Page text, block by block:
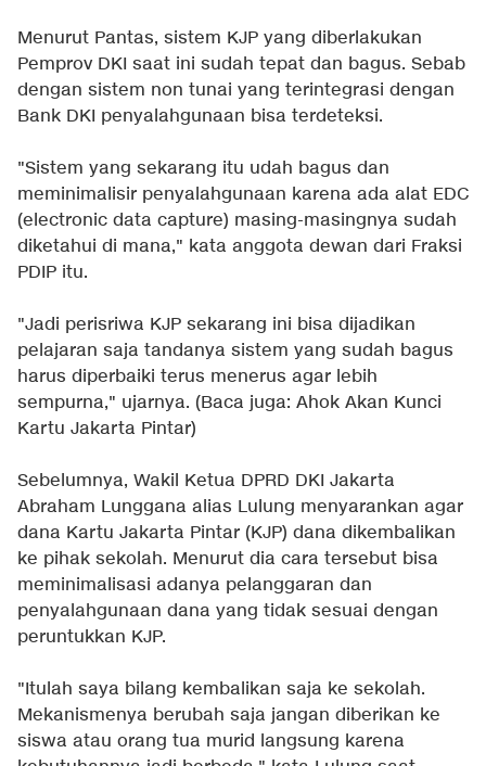
Menurut Pantas, sistem KJP yang diberlakukan
Pemprov DKI saat ini sudah tepat dan bagus. Sebab
dengan sistem non tunai yang terintegrasi dengan
Bank DKI penyalahgunaan bisa terdeteksi.
"Sistem yang sekarang itu udah bagus dan
meminimalisir penyalahgunaan karena ada alat EDC
(electronic data capture) masing-masingnya sudah
diketahui di mana," kata anggota dewan dari Fraksi
PDIP itu.
"Jadi perisriwa KJP sekarang ini bisa dijadikan
pelajaran saja tandanya sistem yang sudah bagus
harus diperbaiki terus menerus agar lebih
sempurna," ujarnya. (Baca juga: Ahok Akan Kunci
Kartu Jakarta Pintar)
Sebelumnya, Wakil Ketua DPRD DKI Jakarta
Abraham Lunggana alias Lulung menyarankan agar
dana Kartu Jakarta Pintar (KJP) dana dikembalikan
ke pihak sekolah. Menurut dia cara tersebut bisa
meminimalisasi adanya pelanggaran dan
penyalahgunaan dana yang tidak sesuai dengan
peruntukkan KJP.
"Itulah saya bilang kembalikan saja ke sekolah.
Mekanismenya berubah saja jangan diberikan ke
siswa atau orang tua murid langsung karena